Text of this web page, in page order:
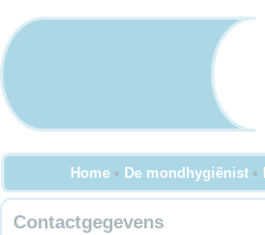
Home • De mondhygiënist •
Contactgegevens